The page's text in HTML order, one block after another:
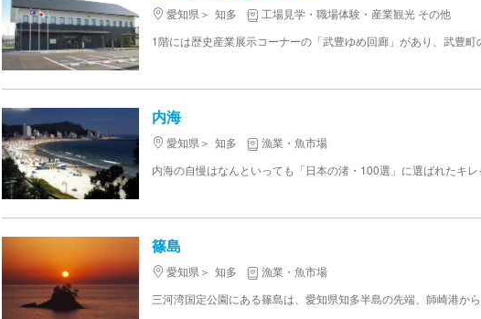
愛知県 知多
工場見学・職場体験・産業観光 その他
内海
愛知県 知多
漁業・魚市場
篠島
愛知県 知多
漁業・魚市場